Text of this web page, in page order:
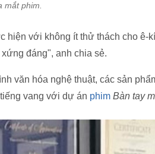
mắt phim.
hiện với không ít thử thách cho ê-
đáng", anh chia sẻ.
văn hóa nghệ thuật, các sản
vang với dự án phim Bàn tay